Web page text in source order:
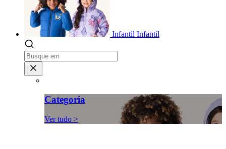
Infantil Infantil
Categoria
Ver tudo >